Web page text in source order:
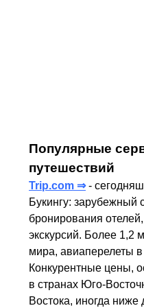
Популярные
путешествий
Trip.com ⇒-
Букингу: зарубежный
бронирования
экскурсий. Более 1,2
мира, авиаперелеты
Конкурентные цены,
в странах Юго-
Востока, иногда ниже